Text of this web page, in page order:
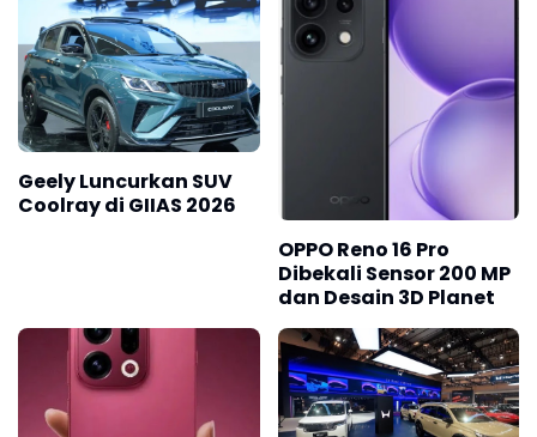
Geely Luncurkan SUV
Coolray di GIIAS 2026
OPPO Reno 16 Pro
Dibekali Sensor 200 MP
dan Desain 3D Planet